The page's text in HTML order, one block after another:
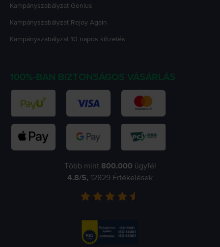
Kampányszabályzat Genius
Kampányszabályzat Rejoy Again
Kampányszabályzat 10 napos kifizetés
100%-BAN BIZTONSÁGOS VÁSÁRLÁS
Több mint 800.000 ügyfél
4.8/5, 12829 Értékelések